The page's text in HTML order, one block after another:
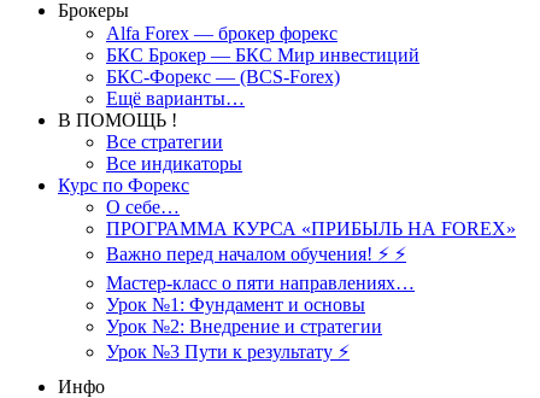
Брокеры
Alfa Forex — брокер форекс
БКС Брокер — БКС Мир инвестиций
БКС-Форекс — (BCS-Forex)
Ещё варианты…
В ПОМОЩЬ !
Все стратегии
Все индикаторы
Курс по Форекс
О себе…
ПРОГРАММА КУРСА «ПРИБЫЛЬ НА FOREX»
Важно перед началом обучения! ⚡ ⚡
Мастер-класс о пяти направлениях…
Урок №1: Фундамент и основы
Урок №2: Внедрение и стратегии
Урок №3 Пути к результату ⚡️
Инфо